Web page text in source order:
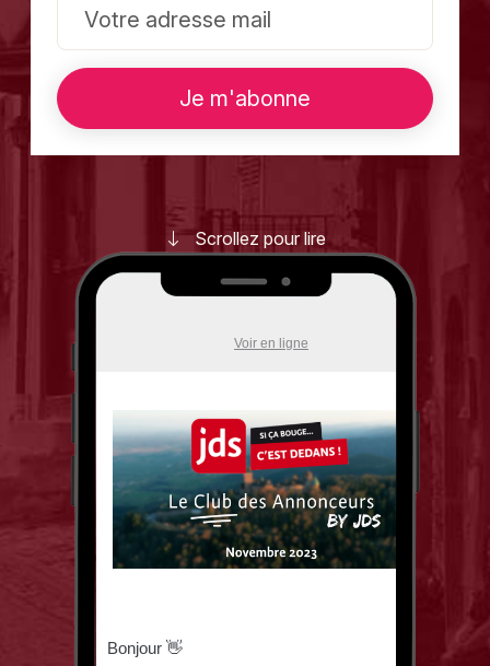
Sorties famille
Expos
Newsletter des sorties
Magazine
Toulouse
Toutes les villes
Scrollez pour lire